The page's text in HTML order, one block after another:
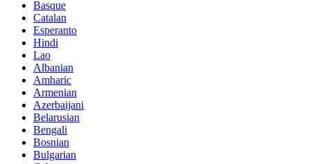
Basque
Catalan
Esperanto
Hindi
Lao
Albanian
Amharic
Armenian
Azerbaijani
Belarusian
Bengali
Bosnian
Bulgarian